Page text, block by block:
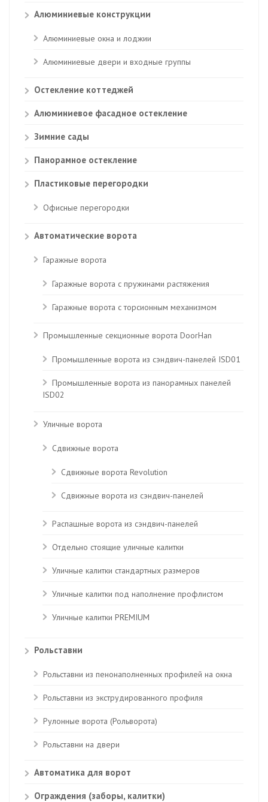
Алюминиевые конструкции
Алюминиевые окна и лоджии
Алюминиевые двери и входные группы
Остекление коттеджей
Алюминиевое фасадное остекление
Зимние сады
Панорамное остекление
Пластиковые перегородки
Офисные перегородки
Автоматические ворота
Гаражные ворота
Гаражные ворота с пружинами растяжения
Гаражные ворота с торсионным механизмом
Промышленные секционные ворота DoorHan
Промышленные ворота из сэндвич-панелей ISD01
Промышленные ворота из панорамных панелей
ISD02
Уличные ворота
Сдвижные ворота
Сдвижные ворота Revolution
Сдвижные ворота из сэндвич-панелей
Распашные ворота из сэндвич-панелей
Отдельно стоящие уличные калитки
Уличные калитки стандартных размеров
Уличные калитки под наполнение профлистом
Уличные калитки PREMIUM
Рольставни
Рольставни из пенонаполненных профилей на окна
Рольставни из экструдированного профиля
Рулонные ворота (Рольворота)
Рольставни на двери
Автоматика для ворот
Ограждения (заборы, калитки)